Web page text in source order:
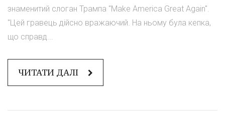
знаменитий слоган Трампа "Make America Great Again".
"Цей гравець дійсно вражаючий. На ньому була кепка,
що справд...
ЧИТАТИ ДАЛІ